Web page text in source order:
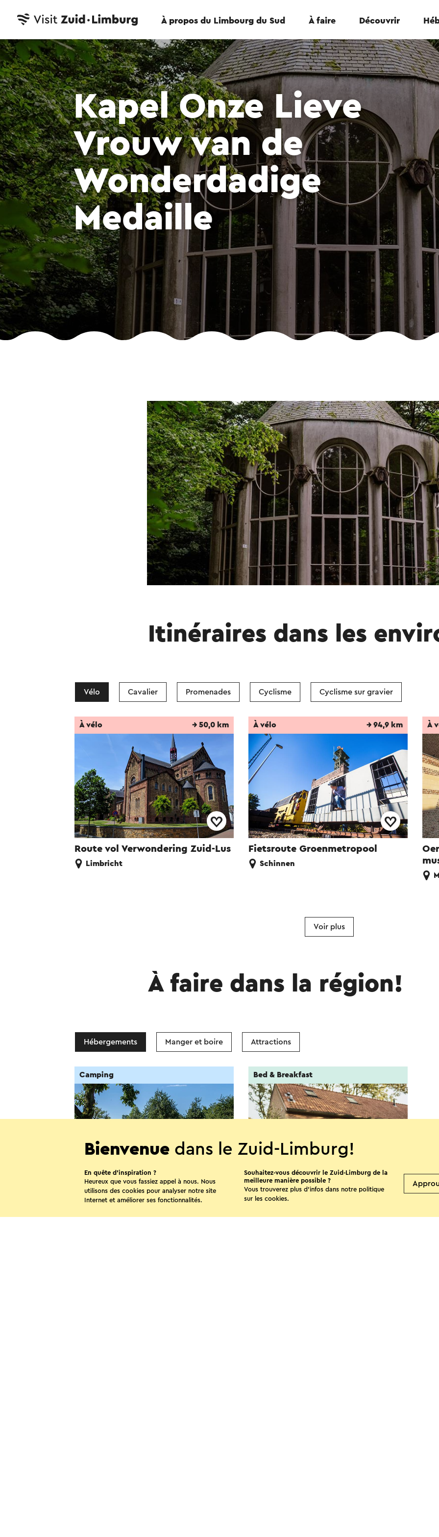
À propos du Limbourg du Sud À faire Découvrir
Kapel Onze Lieve
Vrouw van de
Wonderdadige
Medaille
Itinéraires dans les
Vélo Cavalier Promenades Cyclisme Cyclisme sur gravier
Route vol Verwondering Zuid-Lus
À vélo → 50,0 km
Limbricht
Fietsroute Groenmetropool
À vélo → 94,9 km
Schinnen
À
Voir plus
À faire dans la région!
Hébergements Manger et boire Attractions
Camping Catsop
Camping
Elsloo
B&B Mworveld
Bed & Breakfast
Moorveld
Bienvenue dans le Zuid-Limburg!
En quête d’inspiration ?
Heureux que vous fassiez appel à nous. Nous
utilisons des cookies pour analyser notre site
Internet et améliorer ses fonctionnalités.
Souhaitez-vous découvrir le Zuid-Limburg de la
meilleure manière possible ?
Vous trouverez plus d’infos dans notre politique
sur les cookies.